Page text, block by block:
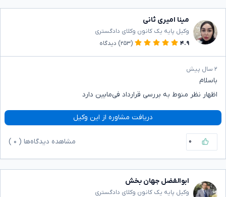
مینا امیری ثانی
وکیل پایه یک کانون وکلای دادگستری
۴.۹
(۲۵۳) دیدگاه
۲ سال پیش
باسلام
اظهار نظر منوط به بررسی قرارداد فی‌مابین دارد
دریافت مشاوره از این وکیل
۰ مشاهده دیدگاه‌ها ( ۰
ابوالفضل جهان بخش
وکیل پایه یک کانون وکلای دادگستری